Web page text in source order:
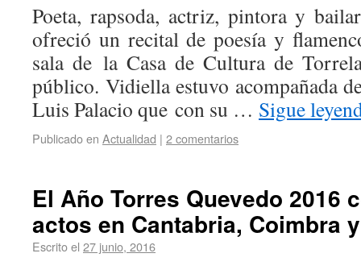
Poeta, rapsoda, actriz, pintora y
ofreció un recital de poesía y
sala de la Casa de Cultura de
público. Vidiella estuvo acompañada
Luis Palacio que con su … Sigue
Publicado en Actualidad | 2 comentarios
El Año Torres Quevedo 2016
actos en Cantabria, Coimbra
Escrito el 27 junio, 2016